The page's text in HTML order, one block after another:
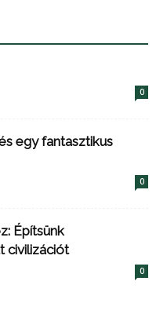
0
egy fantasztikus
0
Építsünk
civilizációt
0